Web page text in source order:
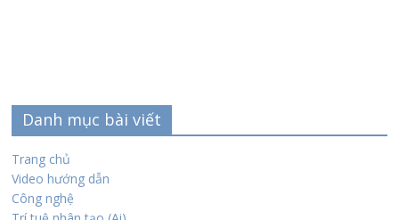
Danh mục bài viết
Trang chủ
Video hướng dẫn
Công nghệ